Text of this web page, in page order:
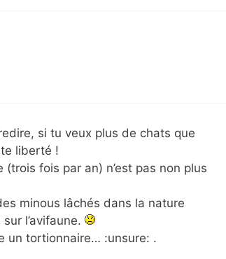
si tu veux plus de chats que
liberté !
fois par an) n’est pas non plus
minous lâchés dans la nature
l’avifaune.
un tortionnaire… :unsure: .